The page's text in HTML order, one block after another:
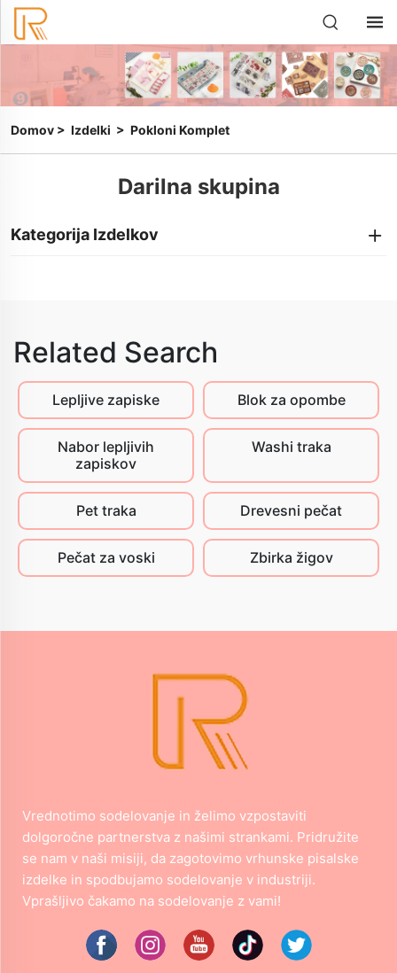
Domov > Izdelki > Pokloni Komplet
Darilna skupina
Kategorija Izdelkov
Related Search
Lepljive zapiske Blok za opombe
Nabor lepljivih
zapiskov
Washi traka
Pet traka Drevesni pečat
Pečat za voski Zbirka žigov
Vrednotimo sodelovanje in želimo vzpostaviti
dolgoročne partnerstva z našimi strankami. Pridružite
se nam v naši misiji, da zagotovimo vrhunske pisalske
izdelke in spodbujamo sodelovanje v industriji.
Vprašljivo čakamo na sodelovanje z vami!